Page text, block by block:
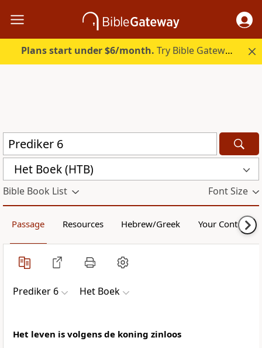
Plans start under $6/month. Try Bible Gateway Plus.
Het Boek (HTB)
Bible Book List Font Size
Passage Resources Hebrew/Greek Your Content
Prediker 6 Het Boek
Het leven is volgens de koning zinloos